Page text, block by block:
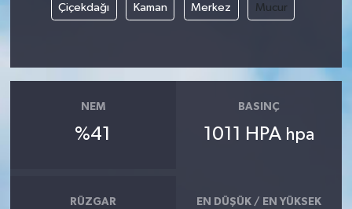
Çiçekdağı Kaman Merkez Mucur
NEM
%41
BASINÇ
1011 HPA hpa
RÜZGAR EN DÜŞÜK / EN YÜKSEK